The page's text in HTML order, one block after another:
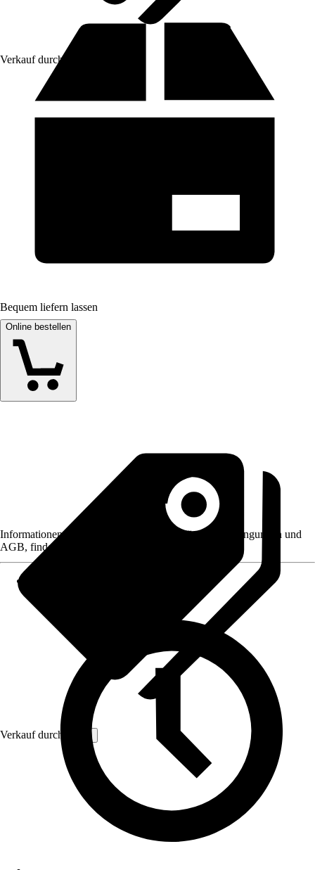
Verkauf durch:
Bequem liefern lassen
Online bestellen
Verkauf durch: VCM
Informationen des Verkäufers, wie z. B. Rückgabebedingungen und
AGB, finden Sie bei Klick auf den Verkäufernamen.